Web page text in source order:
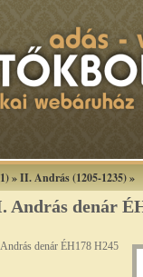
»II. András (1205-1235)»
András denár
denár ÉH178 H245